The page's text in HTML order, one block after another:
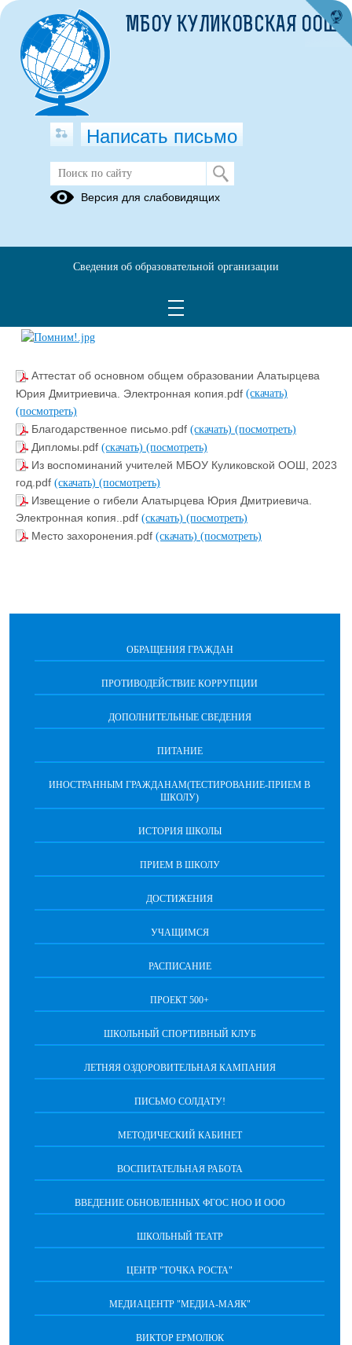
Юрий Алатырцев
Аттестат об основном общем образовании Алатырцева
Юрия Дмитриевича. Электронная копия.pdf (скачать)
(посмотреть)
Благодарственное письмо.pdf (скачать) (посмотреть)
Дипломы.pdf (скачать) (посмотреть)
Из воспоминаний учителей МБОУ Куликовской ООШ, 2023
год.pdf (скачать) (посмотреть)
Извещение о гибели Алатырцева Юрия Дмитриевича.
Электронная копия..pdf (скачать) (посмотреть)
Место захоронения.pdf (скачать) (посмотреть)
ОБРАЩЕНИЯ ГРАЖДАН
ПРОТИВОДЕЙСТВИЕ КОРРУПЦИИ
ДОПОЛНИТЕЛЬНЫЕ СВЕДЕНИЯ
ПИТАНИЕ
ИНОСТРАННЫМ ГРАЖДАНАМ(ТЕСТИРОВАНИЕ-ПРИЕМ В
ШКОЛУ)
ИСТОРИЯ ШКОЛЫ
ПРИЕМ В ШКОЛУ
ДОСТИЖЕНИЯ
УЧАЩИМСЯ
РАСПИСАНИЕ
ПРОЕКТ 500+
ШКОЛЬНЫЙ СПОРТИВНЫЙ КЛУБ
ЛЕТНЯЯ ОЗДОРОВИТЕЛЬНАЯ КАМПАНИЯ
ПИСЬМО СОЛДАТУ!
МЕТОДИЧЕСКИЙ КАБИНЕТ
ВОСПИТАТЕЛЬНАЯ РАБОТА
ВВЕДЕНИЕ ОБНОВЛЕННЫХ ФГОС НОО И ООО
ШКОЛЬНЫЙ ТЕАТР
ЦЕНТР "ТОЧКА РОСТА"
МЕДИАЦЕНТР "МЕДИА-МАЯК"
ВИКТОР ЕРМОЛЮК
МБОУ КУЛИКОВСКАЯ ООШ
Написать письмо
Версия для слабовидящих
Сведения об образовательной организации